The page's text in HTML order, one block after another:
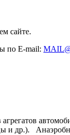
сайте.
по E-mail:
и др.).